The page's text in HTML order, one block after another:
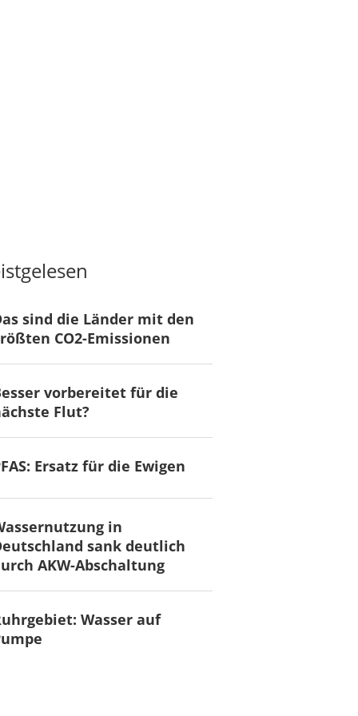
sind die Länder mit den
CO2-Emissionen
vorbereitet für die
Flut?
Ersatz für die Ewigen
in
sank deutlich
AKW-Abschaltung
Wasser auf